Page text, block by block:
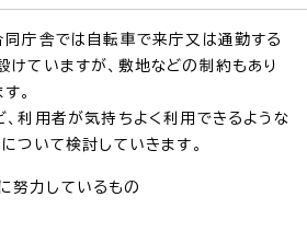
庁舎では自転車で来庁又は通勤する
ていますが、敷地などの制約もあり
。
利用者が気持ちよく利用できるような
ついて検討していきます。
努力しているもの